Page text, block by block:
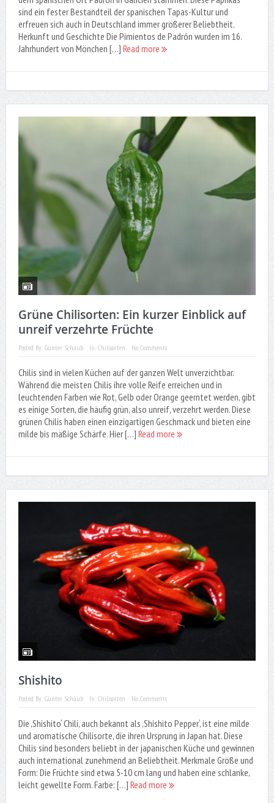
sind ein fester Bestandteil der spanischen Tapas-Kultur und
erfreuen sich auch in Deutschland immer größerer Beliebtheit.
Herkunft und Geschichte Die Pimientos de Padrón wurden im 16.
Jahrhundert von Mönchen […] Read more
Grüne Chilisorten: Ein kurzer Einblick auf
unreif verzehrte Früchte
Posted By: Günter Schaub In: Chilisorten No Comments
Chilis sind in vielen Küchen auf der ganzen Welt unverzichtbar.
Während die meisten Chilis ihre volle Reife erreichen und in
leuchtenden Farben wie Rot, Gelb oder Orange geerntet werden, gibt
es einige Sorten, die häufig grün, also unreif, verzehrt werden. Diese
grünen Chilis haben einen einzigartigen Geschmack und bieten eine
milde bis mäßige Schärfe. Hier […] Read more
Shishito
Posted By: Günter Schaub In: Chilisorten No Comments
Die ‚Shishito‘ Chili, auch bekannt als ‚Shishito Pepper‘, ist eine milde
und aromatische Chilisorte, die ihren Ursprung in Japan hat. Diese
Chilis sind besonders beliebt in der japanischen Küche und gewinnen
auch international zunehmend an Beliebtheit. Merkmale Größe und
Form: Die Früchte sind etwa 5-10 cm lang und haben eine schlanke,
leicht gewellte Form. Farbe: […] Read more